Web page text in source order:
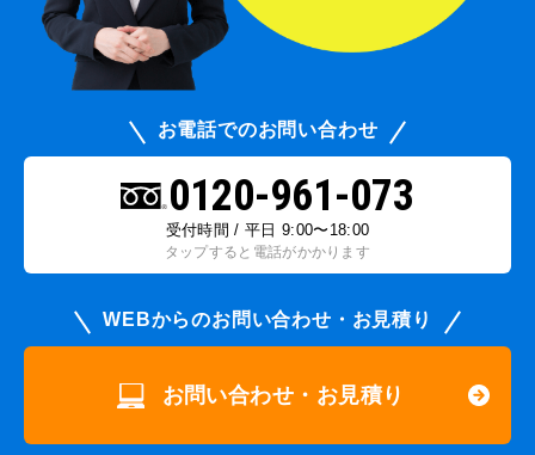
お電話でのお問い合わせ
0120-961-073
受付時間 / 平日 9:00〜18:00
タップすると電話がかかります
WEBからのお問い合わせ・お見積り
お問い合わせ・お見積り